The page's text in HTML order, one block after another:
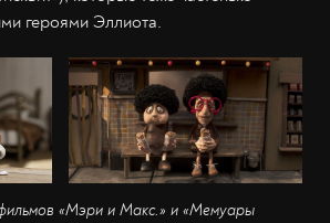
героями Эллиота.
«Мэри и Макс.» и «Мемуары